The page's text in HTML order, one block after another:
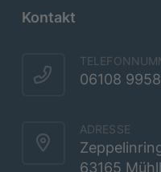
Kontakt
06108
ADRESSE
63165